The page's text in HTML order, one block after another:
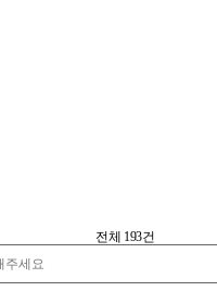
전체 193건